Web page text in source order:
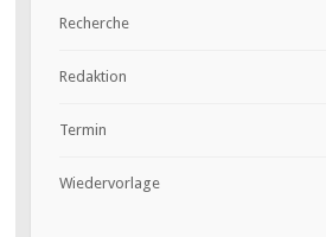
Recherche
Redaktion
Termin
Wiedervorlage